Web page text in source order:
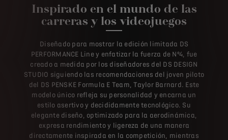
Inspirado en el mundo de las
carreras y los videojuegos
Diseñado para mostrar la edición limitada DS
PERFORMANCE Line y enfatizar la fuerza de Nº4, fue
creado a medida por los diseñadores del DS DESIGN
STUDIO siguiendo las recomendaciones del joven piloto
del DS PENSKE Formula E Team, Taylor Barnard. Este
modelo único refleja su personalidad y encarna un
estilo asertivo y decididamente tecnológico. Su
elegante diseño, optimizado para la aerodinámica,
expresa rendimiento y ligereza de una manera
directamente inspirada en la competición, mientras